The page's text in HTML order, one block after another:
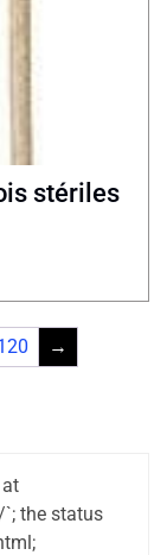
stériles
→
the status